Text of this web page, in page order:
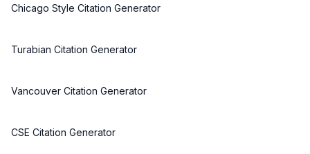
Chicago Style Citation Generator
Turabian Citation Generator
Vancouver Citation Generator
CSE Citation Generator